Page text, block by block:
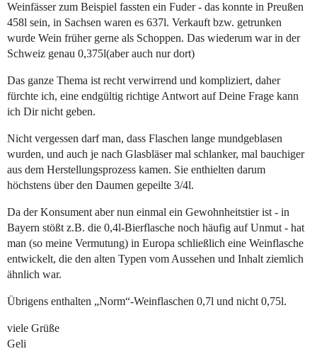
Weinfässer zum Beispiel fassten ein Fuder - das konnte in Preußen
458l sein, in Sachsen waren es 637l. Verkauft bzw. getrunken
wurde Wein früher gerne als Schoppen. Das wiederum war in der
Schweiz genau 0,375l(aber auch nur dort)
Das ganze Thema ist recht verwirrend und kompliziert, daher
fürchte ich, eine endgültig richtige Antwort auf Deine Frage kann
ich Dir nicht geben.
Nicht vergessen darf man, dass Flaschen lange mundgeblasen
wurden, und auch je nach Glasbläser mal schlanker, mal bauchiger
aus dem Herstellungsprozess kamen. Sie enthielten darum
höchstens über den Daumen gepeilte 3/4l.
Da der Konsument aber nun einmal ein Gewohnheitstier ist - in
Bayern stößt z.B. die 0,4l-Bierflasche noch häufig auf Unmut - hat
man (so meine Vermutung) in Europa schließlich eine Weinflasche
entwickelt, die den alten Typen vom Aussehen und Inhalt ziemlich
ähnlich war.
Übrigens enthalten „Norm“-Weinflaschen 0,7l und nicht 0,75l.
viele Grüße
Geli